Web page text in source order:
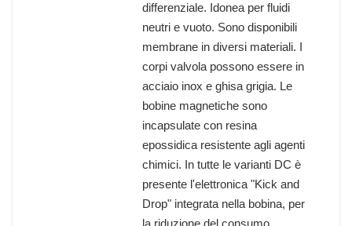
differenziale. Idonea per fluidi
neutri e vuoto. Sono disponibili
membrane in diversi materiali. I
corpi valvola possono essere in
acciaio inox e ghisa grigia. Le
bobine magnetiche sono
incapsulate con resina
epossidica resistente agli agenti
chimici. In tutte le varianti DC è
presente l'elettronica "Kick and
Drop" integrata nella bobina, per
la riduzione del consumo